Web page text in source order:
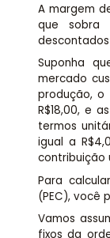
A margem
que sobra
Suponha
mercado
produção, o
R$18,00, e
termos
igual a
contribuição
Para
(PEC), você
Vamos
fixos da